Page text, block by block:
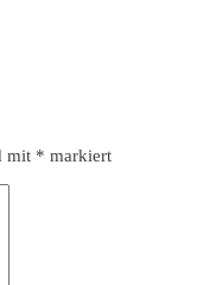
mit * markiert